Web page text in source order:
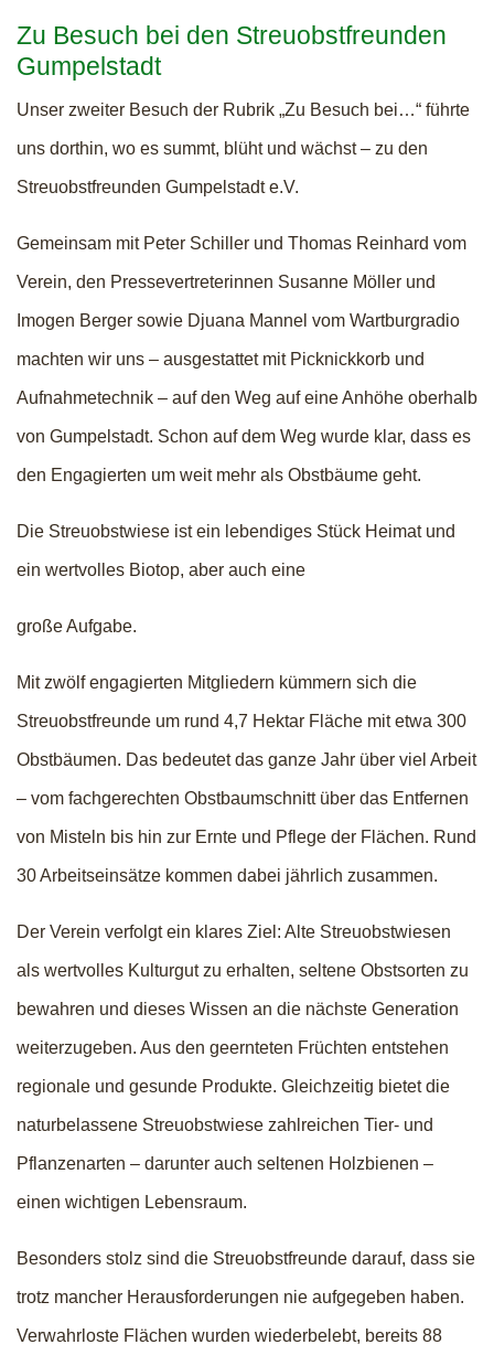
Zu Besuch bei den Streuobstfreunden
Gumpelstadt
Unser zweiter Besuch der Rubrik „Zu Besuch bei…“ führte
uns dorthin, wo es summt, blüht und wächst – zu den
Streuobstfreunden Gumpelstadt e.V.
Gemeinsam mit Peter Schiller und Thomas Reinhard vom
Verein, den Pressevertreterinnen Susanne Möller und
Imogen Berger sowie Djuana Mannel vom Wartburgradio
machten wir uns – ausgestattet mit Picknickkorb und
Aufnahmetechnik – auf den Weg auf eine Anhöhe oberhalb
von Gumpelstadt. Schon auf dem Weg wurde klar, dass es
den Engagierten um weit mehr als Obstbäume geht.
Die Streuobstwiese ist ein lebendiges Stück Heimat und
ein wertvolles Biotop, aber auch eine
große Aufgabe.
Mit zwölf engagierten Mitgliedern kümmern sich die
Streuobstfreunde um rund 4,7 Hektar Fläche mit etwa 300
Obstbäumen. Das bedeutet das ganze Jahr über viel Arbeit
– vom fachgerechten Obstbaumschnitt über das Entfernen
von Misteln bis hin zur Ernte und Pflege der Flächen. Rund
30 Arbeitseinsätze kommen dabei jährlich zusammen.
Der Verein verfolgt ein klares Ziel: Alte Streuobstwiesen
als wertvolles Kulturgut zu erhalten, seltene Obstsorten zu
bewahren und dieses Wissen an die nächste Generation
weiterzugeben. Aus den geernteten Früchten entstehen
regionale und gesunde Produkte. Gleichzeitig bietet die
naturbelassene Streuobstwiese zahlreichen Tier- und
Pflanzenarten – darunter auch seltenen Holzbienen –
einen wichtigen Lebensraum.
Besonders stolz sind die Streuobstfreunde darauf, dass sie
trotz mancher Herausforderungen nie aufgegeben haben.
Verwahrloste Flächen wurden wiederbelebt, bereits 88